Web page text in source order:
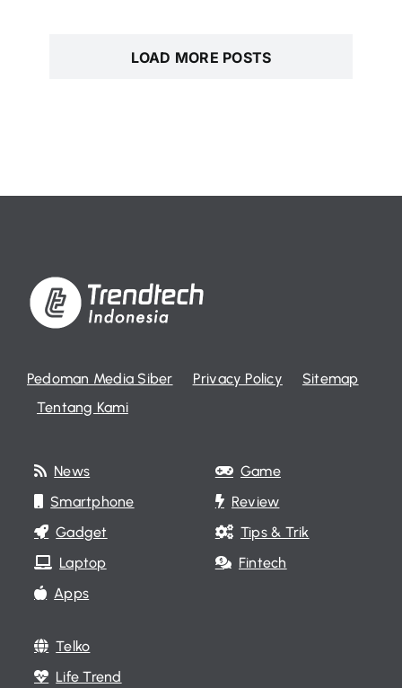
LOAD MORE POSTS
Pedoman Media Siber Privacy Policy
Sitemap
Tentang Kami
News
Smartphone
Gadget
Laptop
Apps
Game
Review
Tips & Trik
Fintech
Telko
Life Trend